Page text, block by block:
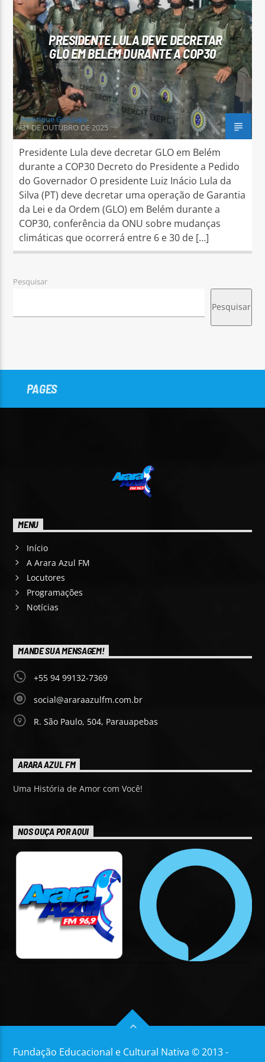
Arara Azul FM
PRESIDENTE LULA DEVE DECRETAR
GLO EM BELÉM DURANTE A COP30
Henrique Gonzaga
31 DE OUTUBRO DE 2025
Presidente Lula deve decretar GLO em Belém
durante a COP30 Decreto do Presidente a Pedido
do Governador O presidente Luiz Inácio Lula da
Silva (PT) deve decretar uma operação de Garantia
da Lei e da Ordem (GLO) em Belém durante a
COP30, conferência da ONU sobre mudanças
climáticas que ocorrerá entre 6 e 30 de […]
Pesquisar
Pesquisar
PAGES
MENU
Início
A Arara Azul FM
Locutores
Programações
Notícias
MANDE SUA MENSAGEM!
+55 94 99132-7369
social@araraazulfm.com.br
R. São Paulo, 504, Parauapebas
ARARA AZUL FM
Uma História de Amor com Você!
NOS OUÇA POR AQUI
Fundação Educacional e Cultural Nativa © 2013 -